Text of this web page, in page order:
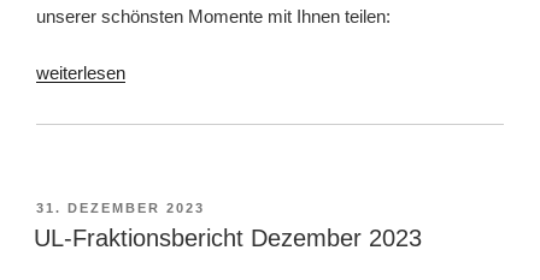
unserer schönsten Momente mit Ihnen teilen:
„Neujahrsgrüße
Vorstand“
weiterlesen
VERÖFFENTLICHT
AM
31. DEZEMBER 2023
UL-Fraktionsbericht Dezember 2023